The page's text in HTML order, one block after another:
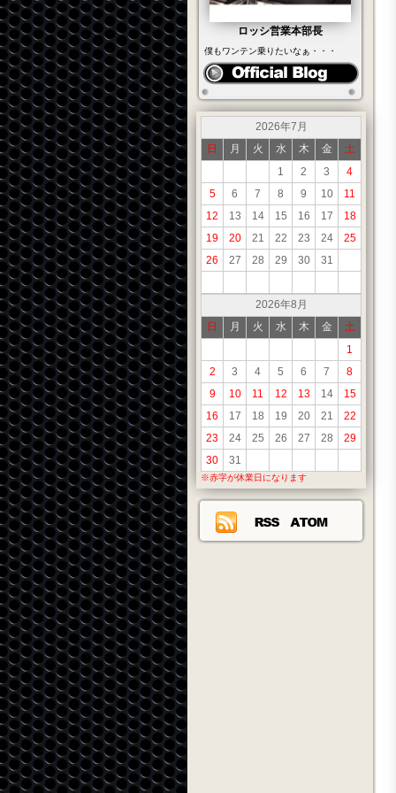
ロッシ営業本部長
僕もワンテン乗りたいなぁ・・・
2026年7月
日
月 火 水 木 金
土
1
2 3
4
5
6 7 8 9 10
11
12
13 14 15 16 17
18
19
20 21 22 23 24
25
26
27 28 29 30 31
2026年8月
日
月 火 水 木 金
土
1
2
3 4 5 6 7
8
9
10 11 12 13 14
15
16
17 18 19 20 21
22
23
24 25 26 27 28
29
30
31
※赤字が休業日になります